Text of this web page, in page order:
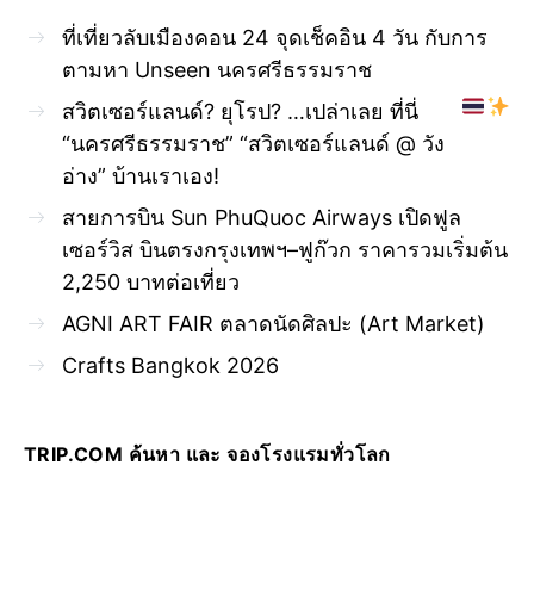
ที่เที่ยวลับเมืองคอน 24 จุดเช็คอิน 4 วัน กับการ
ตามหา Unseen นครศรีธรรมราช
สวิตเซอร์แลนด์? ยุโรป? …เปล่าเลย ที่นี่
“นครศรีธรรมราช” “สวิตเซอร์แลนด์ @ วัง
อ่าง” บ้านเราเอง!
สายการบิน Sun PhuQuoc Airways เปิดฟูล
เซอร์วิส บินตรงกรุงเทพฯ–ฟูก๊วก ราคารวมเริ่มต้น
2,250 บาทต่อเที่ยว
AGNI ART FAIR ตลาดนัดศิลปะ (Art Market)
Crafts Bangkok 2026
TRIP.COM ค้นหา และ จองโรงแรมทั่วโลก